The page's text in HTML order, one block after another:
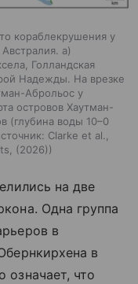
кораблекрушения у
а)
Голландская
Надежды. На врезке
Аброльос у
островов Хаутман-
(глубина воды 10–0
Clarke et al.,
(2026)
на две
Одна группа
в
в
означает, что